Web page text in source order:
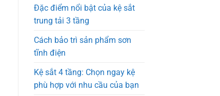
Đặc điểm nổi bật của kệ sắt
trung tải 3 tầng
Cách bảo trì sản phẩm sơn
tĩnh điện
Kệ sắt 4 tầng: Chọn ngay kệ
phù hợp với nhu cầu của bạn